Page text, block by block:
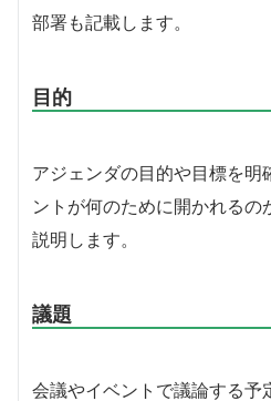
部署も記載します。
目的
アジェンダの目的や目標を明
ントが何のために開かれるの
説明します。
議題
会議やイベントで議論する予